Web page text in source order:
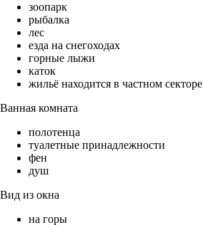
зоопарк
рыбалка
лес
езда на снегоходах
горные лыжи
каток
жильё находится в частном секторе
Ванная комната
полотенца
туалетные принадлежности
фен
душ
Вид из окна
на горы